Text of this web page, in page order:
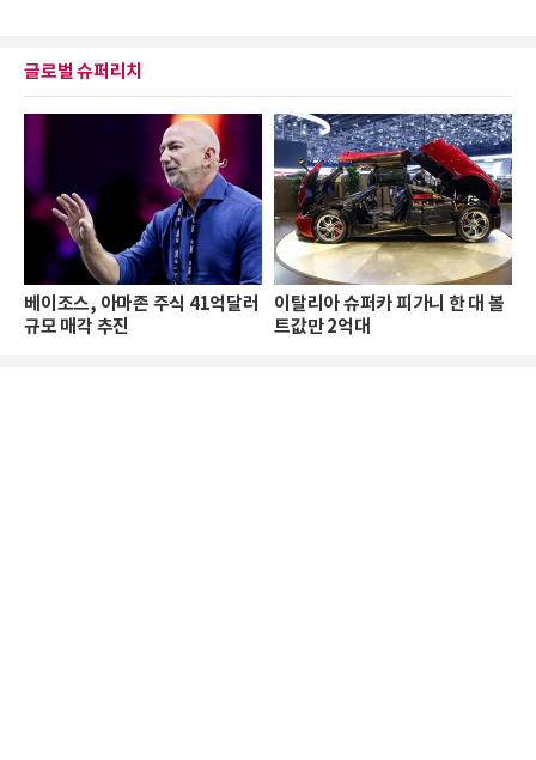
글로벌 슈퍼리치
베이조스, 아마존 주식 41억달러
규모 매각 추진
이탈리아 슈퍼카 피가니 한 대 볼
트값만 2억대